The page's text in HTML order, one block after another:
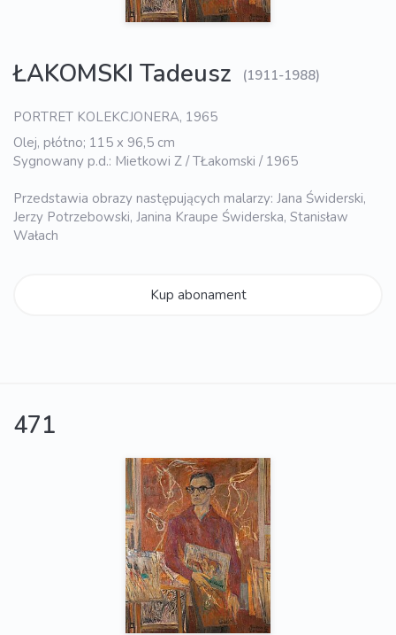
ŁAKOMSKI Tadeusz (1911-1988)
PORTRET KOLEKCJONERA, 1965
Olej, płótno; 115 x 96,5 cm
Sygnowany p.d.: Mietkowi Z / TŁakomski / 1965
Przedstawia obrazy następujących malarzy: Jana Świderski,
Jerzy Potrzebowski, Janina Kraupe Świderska, Stanisław
Wałach
Kup abonament
471